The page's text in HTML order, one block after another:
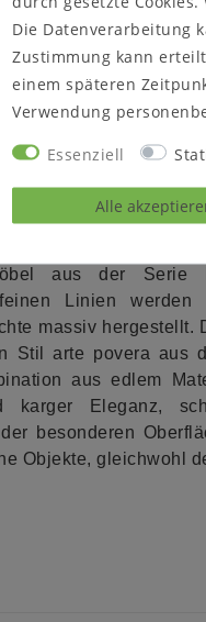
- Beistelltisch
aus der Serie
Linien werden
massiv hergestellt.
Stil arte povera aus
aus edlem
karger Eleganz,
besonderen
Objekte, gleichwohl
Die Datenverarbeitung
Zustimmung kann
einem späteren
Verwendung
Essenziell
Alle